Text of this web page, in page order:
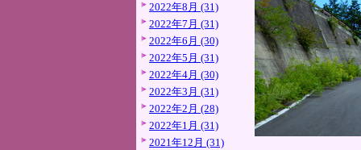
2022年8月 (31)
2022年7月 (31)
2022年6月 (30)
2022年5月 (31)
2022年4月 (30)
2022年3月 (31)
2022年2月 (28)
2022年1月 (31)
2021年12月 (31)